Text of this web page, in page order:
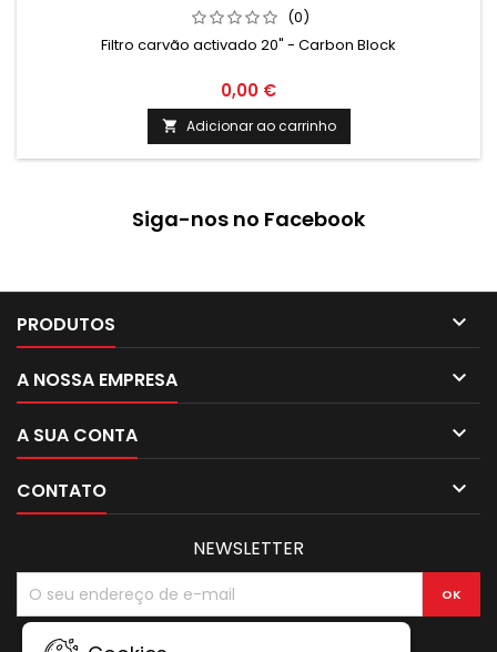
(0)
Filtro carvão activado 20" - Carbon Block
0,00 €
 Adicionar ao carrinho
Siga-nos no Facebook
PRODUTOS 
A NOSSA EMPRESA 
A SUA CONTA 
CONTATO 
NEWSLETTER